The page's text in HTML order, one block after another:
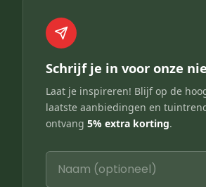
Schrijf je in voor onze
Laat je inspireren! Blijf op de
laatste aanbiedingen en
ontvang 5% extra korting.